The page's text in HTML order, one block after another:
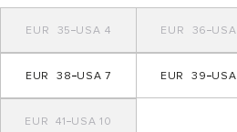
4
35 36
7
38 39
10
41